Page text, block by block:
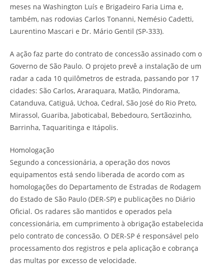
meses na Washington Luís e Brigadeiro Faria Lima e,
também, nas rodovias Carlos Tonanni, Nemésio Cadetti,
Laurentino Mascari e Dr. Mário Gentil (SP-333).
A ação faz parte do contrato de concessão assinado com o
Governo de São Paulo. O projeto prevê a instalação de um
radar a cada 10 quilômetros de estrada, passando por 17
cidades: São Carlos, Araraquara, Matão, Pindorama,
Catanduva, Catiguá, Uchoa, Cedral, São José do Rio Preto,
Mirassol, Guariba, Jaboticabal, Bebedouro, Sertãozinho,
Barrinha, Taquaritinga e Itápolis.
Homologação
Segundo a concessionária, a operação dos novos
equipamentos está sendo liberada de acordo com as
homologações do Departamento de Estradas de Rodagem
do Estado de São Paulo (DER-SP) e publicações no Diário
Oficial. Os radares são mantidos e operados pela
concessionária, em cumprimento à obrigação estabelecida
pelo contrato de concessão. O DER-SP é responsável pelo
processamento dos registros e pela aplicação e cobrança
das multas por excesso de velocidade.